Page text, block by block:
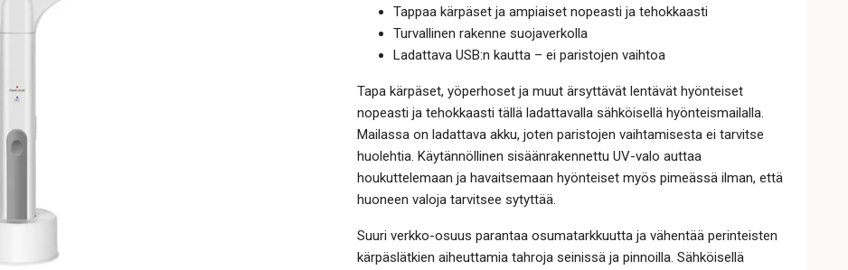
Tappaa kärpäset ja ampiaiset nopeasti ja tehokkaasti
Turvallinen rakenne suojaverkolla
Ladattava USB:n kautta – ei paristojen vaihtoa
Tapa kärpäset, yöperhoset ja muut ärsyttävät lentävät hyönteiset
nopeasti ja tehokkaasti tällä ladattavalla sähköisellä hyönteismailalla.
Mailassa on ladattava akku, joten paristojen vaihtamisesta ei tarvitse
huolehtia. Käytännöllinen sisäänrakennettu UV-valo auttaa
houkuttelemaan ja havaitsemaan hyönteiset myös pimeässä ilman, että
huoneen valoja tarvitsee sytyttää.
Suuri verkko-osuus parantaa osumatarkkuutta ja vähentää perinteisten
kärpäslätkien aiheuttamia tahroja seinissä ja pinnoilla. Sähköisellä